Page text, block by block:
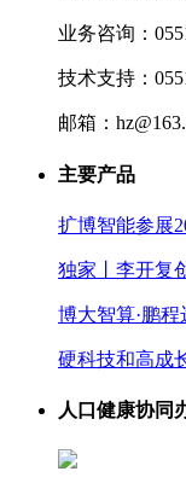
业务咨询：
技术支持：
邮箱：
主要产品
扩博智能参展
独家丨李开复
博大智算·鹏
硬科技和高成
人口健康协同